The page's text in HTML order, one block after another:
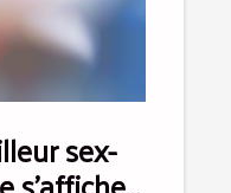
sex-